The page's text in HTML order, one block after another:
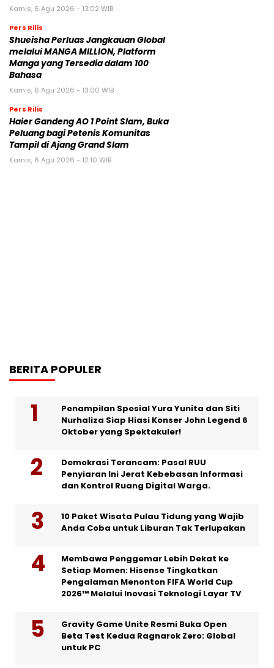
Kamis, 6 Agu 2026 - 13:02 WIB
Pers Rilis
Shueisha Perluas Jangkauan Global
melalui MANGA MILLION, Platform
Manga yang Tersedia dalam 100
Bahasa
Kamis, 6 Agu 2026 - 13:00 WIB
Pers Rilis
Haier Gandeng AO 1 Point Slam, Buka
Peluang bagi Petenis Komunitas
Tampil di Ajang Grand Slam
Kamis, 6 Agu 2026 - 12:10 WIB
BERITA POPULER
Penampilan Spesial Yura Yunita dan Siti
Nurhaliza Siap Hiasi Konser John Legend 6
Oktober yang Spektakuler!
Demokrasi Terancam: Pasal RUU
Penyiaran Ini Jerat Kebebasan Informasi
dan Kontrol Ruang Digital Warga.
10 Paket Wisata Pulau Tidung yang Wajib
Anda Coba untuk Liburan Tak Terlupakan
Membawa Penggemar Lebih Dekat ke
Setiap Momen: Hisense Tingkatkan
Pengalaman Menonton FIFA World Cup
2026™ Melalui Inovasi Teknologi Layar TV
Gravity Game Unite Resmi Buka Open
Beta Test Kedua Ragnarok Zero: Global
untuk PC